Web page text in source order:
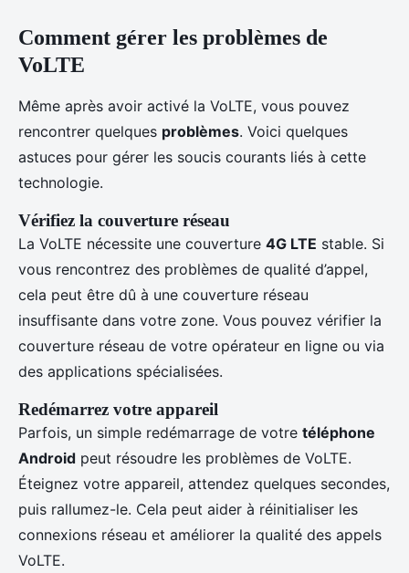
Comment gérer les problèmes de
VoLTE
Même après avoir activé la VoLTE, vous pouvez
rencontrer quelques problèmes. Voici quelques
astuces pour gérer les soucis courants liés à cette
technologie.
Vérifiez la couverture réseau
La VoLTE nécessite une couverture 4G LTE stable. Si
vous rencontrez des problèmes de qualité d’appel,
cela peut être dû à une couverture réseau
insuffisante dans votre zone. Vous pouvez vérifier la
couverture réseau de votre opérateur en ligne ou via
des applications spécialisées.
Redémarrez votre appareil
Parfois, un simple redémarrage de votre téléphone
Android peut résoudre les problèmes de VoLTE.
Éteignez votre appareil, attendez quelques secondes,
puis rallumez-le. Cela peut aider à réinitialiser les
connexions réseau et améliorer la qualité des appels
VoLTE.